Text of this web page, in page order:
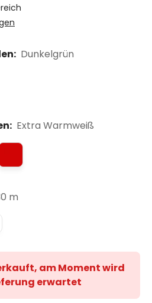
Dunkelgrün
Extra Warmweiß
m
am Moment wird
erwartet